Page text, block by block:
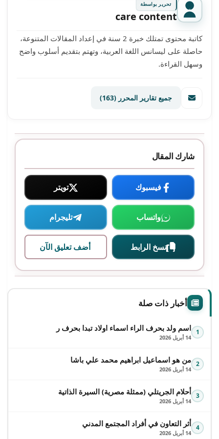
تحرير بواسطة
care content
كاتبة محتوى تمتلك خبرة 2 سنة في إعداد المقالات المتنوعة،
حاصلة على ليسانس اللغة العربية، وتهتم بتقديم أسلوب واضح
وسهل القراءة.
جميع تقارير المحرر (163)
شارك المقال
فيسبوك تويتر
واتساب تليجرام
نسخ الرابط أضف تعليق الآن
أخبار ذات صلة
1 اسم ولد بحرف الراء اسماء اولاد تبدا بحرف ر
14 أبريل 2026
2 من هو اسماعيل ابراهيم محمد علي باشا
14 أبريل 2026
3 أحلام الجريتلي (ممثلة مصرية) السيرة الذاتية
14 أبريل 2026
4 أثر التعاون في أفراد المجتمع المدني
14 أبريل 2026